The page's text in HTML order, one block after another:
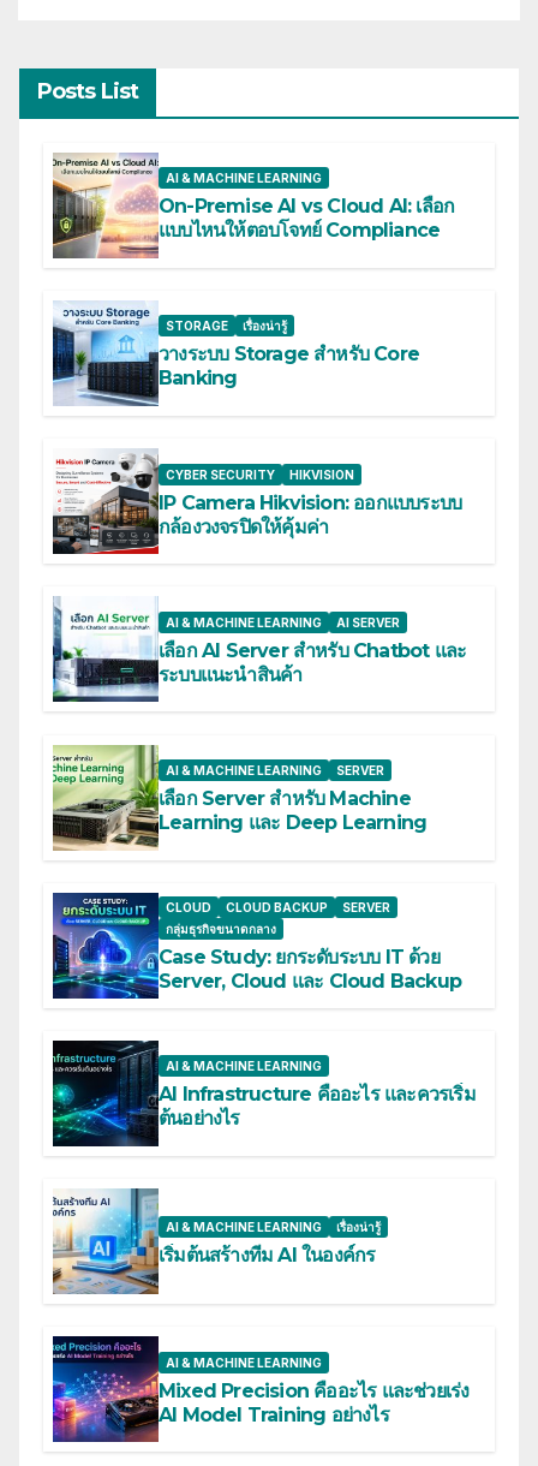
Posts List
AI & MACHINE LEARNING
On-Premise AI vs Cloud AI: เลือก
แบบไหนให้ตอบโจทย์ Compliance
STORAGE เรื่องน่ารู้
วางระบบ Storage สำหรับ Core
Banking
CYBER SECURITY HIKVISION
IP Camera Hikvision: ออกแบบระบบ
กล้องวงจรปิดให้คุ้มค่า
AI & MACHINE LEARNING AI SERVER
เลือก AI Server สำหรับ Chatbot และ
ระบบแนะนำสินค้า
AI & MACHINE LEARNING SERVER
เลือก Server สำหรับ Machine
Learning และ Deep Learning
CLOUD CLOUD BACKUP
SERVER
กลุ่มธุรกิจขนาดกลาง
Case Study: ยกระดับระบบ IT ด้วย
Server, Cloud และ Cloud Backup
AI & MACHINE LEARNING
AI Infrastructure คืออะไร และควรเริ่ม
ต้นอย่างไร
AI & MACHINE LEARNING เรื่องน่ารู้
เริ่มต้นสร้างทีม AI ในองค์กร
AI & MACHINE LEARNING
Mixed Precision คืออะไร และช่วยเร่ง
AI Model Training อย่างไร